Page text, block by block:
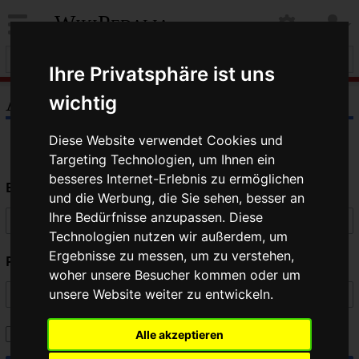
Ihre Privatsphäre ist uns
wichtig
Diese Website verwendet Cookies und
Targeting Technologien, um Ihnen ein
besseres Internet-Erlebnis zu ermöglichen
und die Werbung, die Sie sehen, besser an
Ihre Bedürfnisse anzupassen. Diese
Technologien nutzen wir außerdem, um
Ergebnisse zu messen, um zu verstehen,
woher unsere Besucher kommen oder um
unsere Website weiter zu entwickeln.
Alle akzeptieren
WikiPedalia
Anmelden
Benutzername
Passwort
Angemeldet bleiben